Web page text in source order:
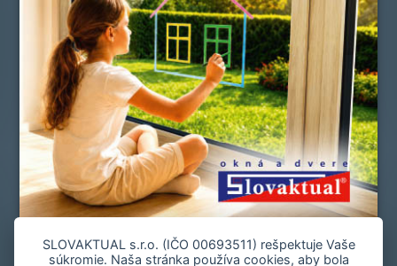
Zmluvní predajcovia
Referencie
Služby zákazníkom
Manuály a vyhlásenia o parametroch
Cenová ponuka
Spoločnosť
Slovník pojmov
Často kladené otázky
Kontakt
Staňte sa zmluvným predajcom
Mapa stránky
Zásady používania súborov cookie
SLOVAKTUAL s.r.o. (IČO 00693511) rešpektuje Vaše
súkromie. Naša stránka používa cookies, aby bola